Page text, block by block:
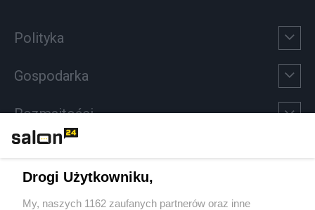
Polityka
Gospodarka
Rozmaitości
Sport
Drogi Użytkowniku,
My, naszych 1162 zaufanych partnerów oraz inne